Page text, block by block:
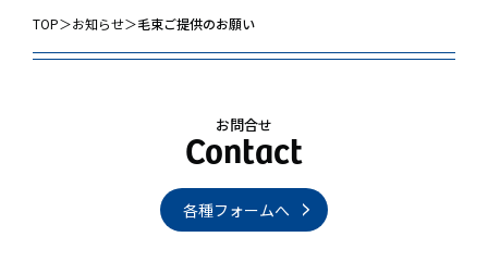
TOP＞お知らせ＞毛束ご提供のお願い
お問合せ
各種フォームへ